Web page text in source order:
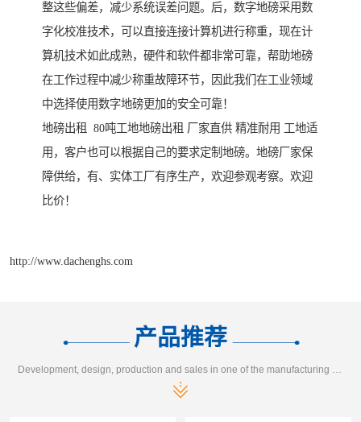
整这些偏差，减少系统误差问题。后，数字地磅采用数
字化校准技术，可以直接连接计算机进行称重，现在计
算机技术如此成熟，硬件和软件都非常可靠，帮助地磅
在工作过程中减少称重故障环节，因此我们在工业领域
中选择使用数字地磅更加的安全可靠！
地磅出租 80吨工地地磅出租 厂家直供 精准耐用 工地适
用，客户也可以根据自己的要求定制地磅。地磅厂家保
障供给，有、实体工厂有序生产，欢迎参观考察。欢迎
比价！
http://www.dachenghs.com
产品推荐